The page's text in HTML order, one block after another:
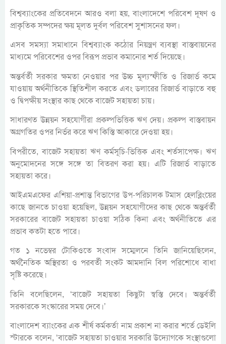
বিশ্বব্যাংকের প্রতিবেদনে আরও বলা হয়, বাংলাদেশে পরিবেশ দূষণ ও
প্রাকৃতিক সম্পদের ক্ষয় মূলত দুর্বল পরিবেশ সুশাসনের ফল।
এসব সমস্যা সমাধানে বিশ্বব্যাংক কঠোর নিয়ন্ত্রণ ব্যবস্থা বাস্তবায়নের
মাধ্যমে পরিবেশের ওপর বিরূপ প্রভাব কমানোর শর্ত দিয়েছে।
অন্তর্বর্তী সরকার ক্ষমতা নেওয়ার পর উচ্চ মূল্যস্ফীতি ও রিজার্ভ কমে
যাওয়ায় অর্থনীতিকে স্থিতিশীল করতে এবং ডলারের রিজার্ভ বাড়াতে বহু
ও দ্বিপক্ষীয় সংস্থার কাছ থেকে বাজেট সহায়তা চায়।
সাধারণত উন্নয়ন সহযোগীরা প্রকল্পভিত্তিক ঋণ দেয়। প্রকল্প বাস্তবায়ন
অগ্রগতির ওপর নির্ভর করে ঋণ কিস্তি আকারে দেওয়া হয়।
বিপরীতে, বাজেট সহায়তা ঋণ কর্মসূচি-ভিত্তিক এবং শর্তসাপেক্ষ। ঋণ
অনুমোদনের সঙ্গে সঙ্গে তা বিতরণ করা হয়। এটি রিজার্ভ বাড়াতে
সহায়তা করে।
আইএমএফের এশিয়া-প্রশান্ত বিভাগের উপ-পরিচালক টমাস হেলব্লিংয়ের
কাছে জানতে চাওয়া হয়েছিল, উন্নয়ন সহযোগীদের কাছ থেকে অন্তর্বর্তী
সরকারের বাজেট সহায়তা চাওয়া সঠিক কিনা এবং অর্থনীতিতে এর
প্রভাব কতটা হতে পারে।
গত ১ নভেম্বর টোকিওতে সংবাদ সম্মেলনে তিনি জানিয়েছিলেন,
অর্থনৈতিক অস্থিরতা ও পরবর্তী সংকট আমদানি বিল পরিশোধে বাধা
সৃষ্টি করেছে।
তিনি বলেছিলেন, ‘বাজেট সহায়তা কিছুটা স্বস্তি দেবে। অন্তর্বর্তী
সরকারকে সংস্কারের সময় দেবে।’
বাংলাদেশ ব্যাংকের এক শীর্ষ কর্মকর্তা নাম প্রকাশ না করার শর্তে ডেইলি
স্টারকে বলেন, ‘বাজেট সহায়তা চাওয়ার সরকারি উদ্যোগকে সংস্থাগুলো